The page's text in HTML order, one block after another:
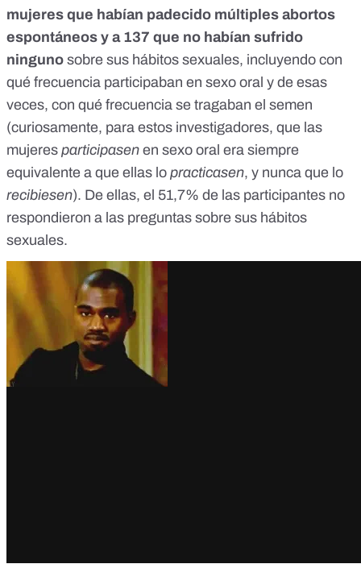
mujeres que habían padecido múltiples abortos
espontáneos y a 137 que no habían sufrido
ninguno sobre sus hábitos sexuales, incluyendo con
qué frecuencia participaban en sexo oral y de esas
veces, con qué frecuencia se tragaban el semen
(curiosamente, para estos investigadores, que las
mujeres participasen en sexo oral era siempre
equivalente a que ellas lo practicasen, y nunca que lo
recibiesen). De ellas, el 51,7% de las participantes no
respondieron a las preguntas sobre sus hábitos
sexuales.